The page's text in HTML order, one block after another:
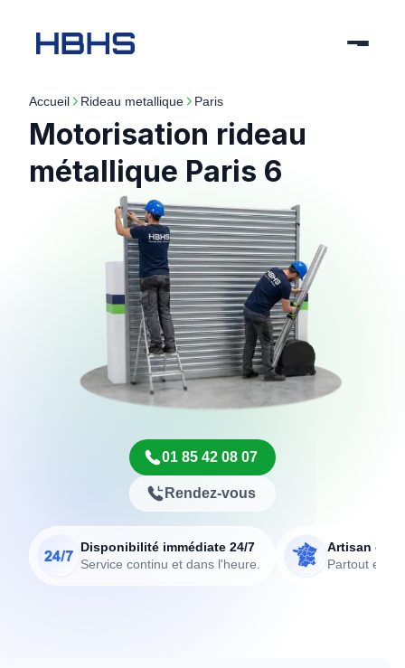
Accueil rideau metallique paris
Motorisation rideau
métallique Paris 6
01 85 42 08 07
Rendez-vous
Disponibilité immédiate 24/7
Service continu et dans l'heure.
Artisan de
Partout en